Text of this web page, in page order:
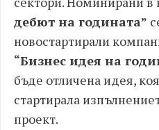
дебют на годината”
новостартирали
“Бизнес идея на
бъде отличена идея,
стартирала
проект.